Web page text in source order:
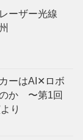
レーザー光線
ーはAI✕ロボ
か 〜第1回
り